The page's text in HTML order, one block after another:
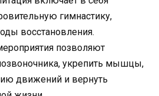
гимнастику,
восстановления.
позволяют
укрепить мышцы,
движений и вернуть